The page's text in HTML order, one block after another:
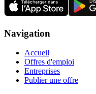
Navigation
Accueil
Offres d'emploi
Entreprises
Publier une offre